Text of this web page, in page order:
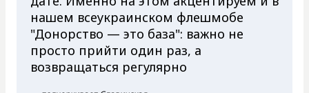
нашем всеукраинском флешмобе
"Донорство — это база": важно не
просто прийти один раз, а
возвращаться регулярно